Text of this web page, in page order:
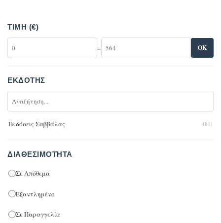
ΤΙΜΉ (€)
– OK
ΕΚΔΌΤΗΣ
Εκδόσεις Σαββάλας (81)
ΔΙΑΘΕΣΙΜΌΤΗΤΑ
Σε Απόθεμα
Εξαντλημένο
Σε Παραγγελία